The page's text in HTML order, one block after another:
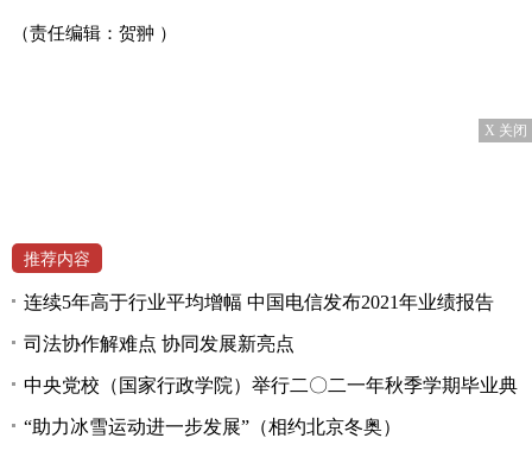
（责任编辑：贺翀 ）
X 关闭
推荐内容
连续5年高于行业平均增幅 中国电信发布2021年业绩报告
司法协作解难点 协同发展新亮点
中央党校（国家行政学院）举行二〇二一年秋季学期毕业典
“助力冰雪运动进一步发展”（相约北京冬奥）